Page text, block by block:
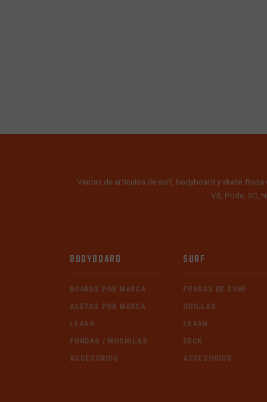
Ventas de articulos de surf, bodyboard y skate. Ropa
VS, Pride, 5C,
BODYBOARD
BOARDS POR MARCA
ALETAS POR MARCA
LEASH
FUNDAS / MOCHILAS
ACCESORIOS
SURF
FUNDAS DE SURF
QUILLAS
LEASH
DECK
ACCESORIOS